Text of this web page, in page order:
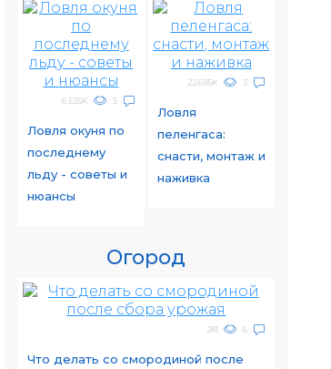
6.535K 5
Ловля окуня по
последнему
льду - советы и
нюансы
22.695K 3
Ловля
пеленгаса:
снасти, монтаж и
наживка
Огород
281 6
Что делать со смородиной после